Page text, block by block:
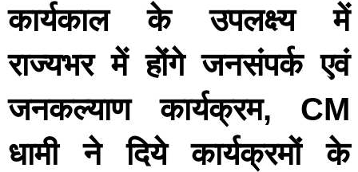
कार्यकाल के उपलक्ष्य में
राज्यभर में होंगे जनसंपर्क एवं
जनकल्याण कार्यक्रम, CM
धामी ने दिये कार्यक्रमों के